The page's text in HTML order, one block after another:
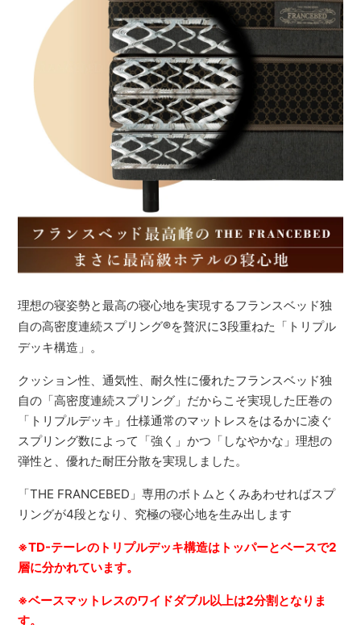
理想の寝姿勢と最高の寝心地を実現するフランスベッド独
自の高密度連続スプリング®を贅沢に3段重ねた「トリプル
デッキ構造」。
クッション性、通気性、耐久性に優れたフランスベッド独
自の「高密度連続スプリング」だからこそ実現した圧巻の
「トリプルデッキ」仕様通常のマットレスをはるかに凌ぐ
スプリング数によって「強く」かつ「しなやかな」理想の
弾性と、優れた耐圧分散を実現しました。
「THE FRANCEBED」専用のボトムとくみあわせればスプ
リングが4段となり、究極の寝心地を生み出します
※TD-テーレのトリプルデッキ構造はトッパーとベースで2
層に分かれています。
※ベースマットレスのワイドダブル以上は2分割となりま
す。